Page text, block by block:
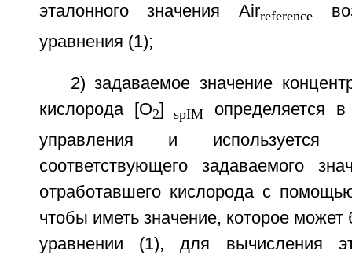
эталонного значения Airreference
уравнения (1);
2) задаваемое значение
кислорода [O2] spIM
определяется
управления и используется
соответствующего задаваемого
отработавшего кислорода с
чтобы иметь значение, которое может
уравнении (1), для вычисления